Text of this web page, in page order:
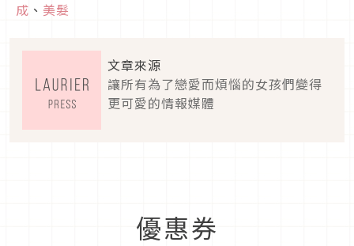
成 、 美髮
文章來源
讓所有為了戀愛而煩惱的女孩們變得
更可愛的情報媒體
優惠券